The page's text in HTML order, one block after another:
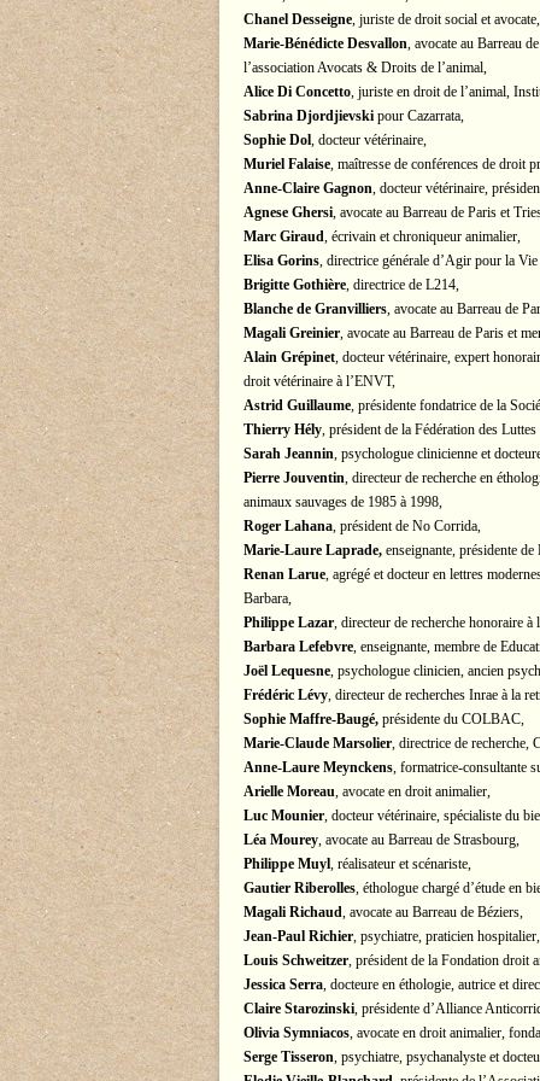
Chanel Desseigne, juriste de droit social et avocate,
Marie-Bénédicte Desvallon, avocate au Barreau
l’association Avocats & Droits de l’animal,
Alice Di Concetto, juriste en droit de l’animal,
Sabrina Djordjievski pour Cazarrata,
Sophie Dol, docteur vétérinaire,
Muriel Falaise, maîtresse de conférences de droit
Anne-Claire Gagnon, docteur vétérinaire,
Agnese Ghersi, avocate au Barreau de Paris et
Marc Giraud, écrivain et chroniqueur animalier,
Elisa Gorins, directrice générale d’Agir pour la
Brigitte Gothière, directrice de L214,
Blanche de Granvilliers, avocate au Barreau de
Magali Greinier, avocate au Barreau de Paris et
Alain Grépinet, docteur vétérinaire, expert
droit vétérinaire à l’ENVT,
Astrid Guillaume, présidente fondatrice de la
Thierry Hély, président de la Fédération des
Sarah Jeannin, psychologue clinicienne et
Pierre Jouventin, directeur de recherche en
animaux sauvages de 1985 à 1998,
Roger Lahana, président de No Corrida,
Marie-Laure Laprade, enseignante, présidente
Renan Larue, agrégé et docteur en lettres
Barbara,
Philippe Lazar, directeur de recherche honoraire à
Barbara Lefebvre, enseignante, membre de
Joël Lequesne, psychologue clinicien, ancien
Frédéric Lévy, directeur de recherches Inrae à la
Sophie Maffre-Baugé, présidente du COLBAC,
Marie-Claude Marsolier, directrice de
Anne-Laure Meynckens, formatrice-consultante
Arielle Moreau, avocate en droit animalier,
Luc Mounier, docteur vétérinaire, spécialiste du
Léa Mourey, avocate au Barreau de Strasbourg,
Philippe Muyl, réalisateur et scénariste,
Gautier Riberolles, éthologue chargé d’étude en
Magali Richaud, avocate au Barreau de Béziers,
Jean-Paul Richier, psychiatre, praticien
Louis Schweitzer, président de la Fondation droit
Jessica Serra, docteure en éthologie, autrice et
Claire Starozinski, présidente d’Alliance
Olivia Symniacos, avocate en droit animalier,
Serge Tisseron, psychiatre, psychanalyste et